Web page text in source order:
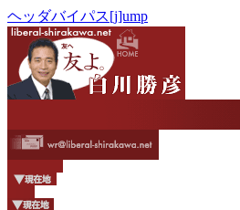
ヘッダバイパス[j]ump